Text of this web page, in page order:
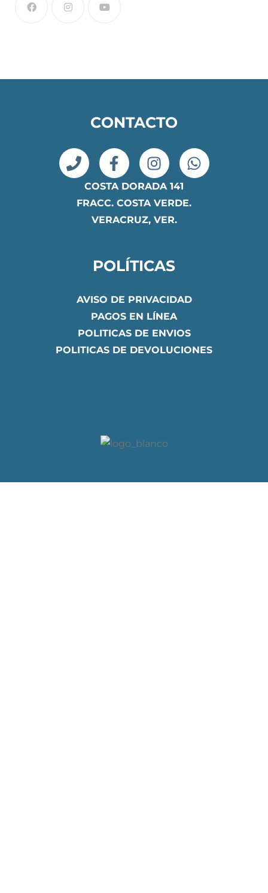
CONTACTO
COSTA DORADA 141
FRACC. COSTA VERDE.
VERACRUZ, VER.
POLÍTICAS
AVISO DE PRIVACIDAD
PAGOS EN LÍNEA
POLITICAS DE ENVIOS
POLITICAS DE DEVOLUCIONES